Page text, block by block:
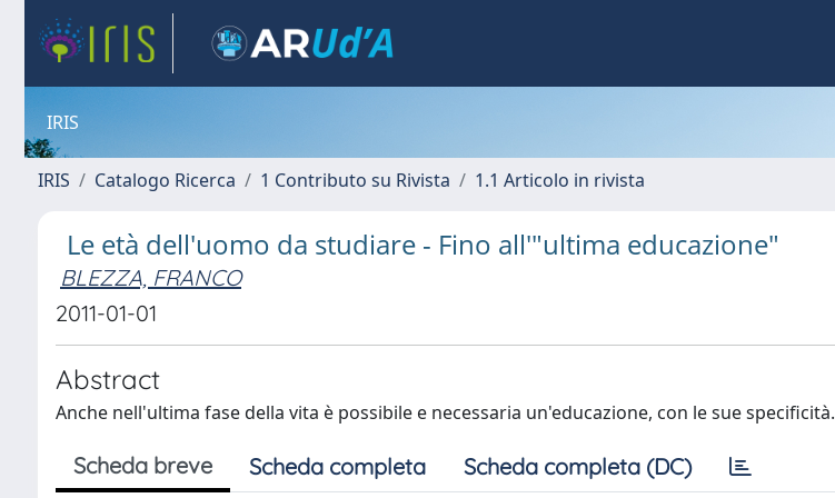
IRIS
IRIS Catalogo Ricerca 1 Contributo su Rivista 1.1 Articolo in rivista
Le età dell'uomo da studiare - Fino all'"ultima educazione"
BLEZZA, FRANCO
2011-01-01
Abstract
Anche nell'ultima fase della vita è possibile e necessaria un'educazione, con le sue specificità.
Scheda breve Scheda completa Scheda completa (DC)